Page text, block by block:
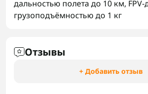
дальностью полета до 10 км,
грузоподъёмностью до 1 кг
Отзывы
+ Добавить отзыв